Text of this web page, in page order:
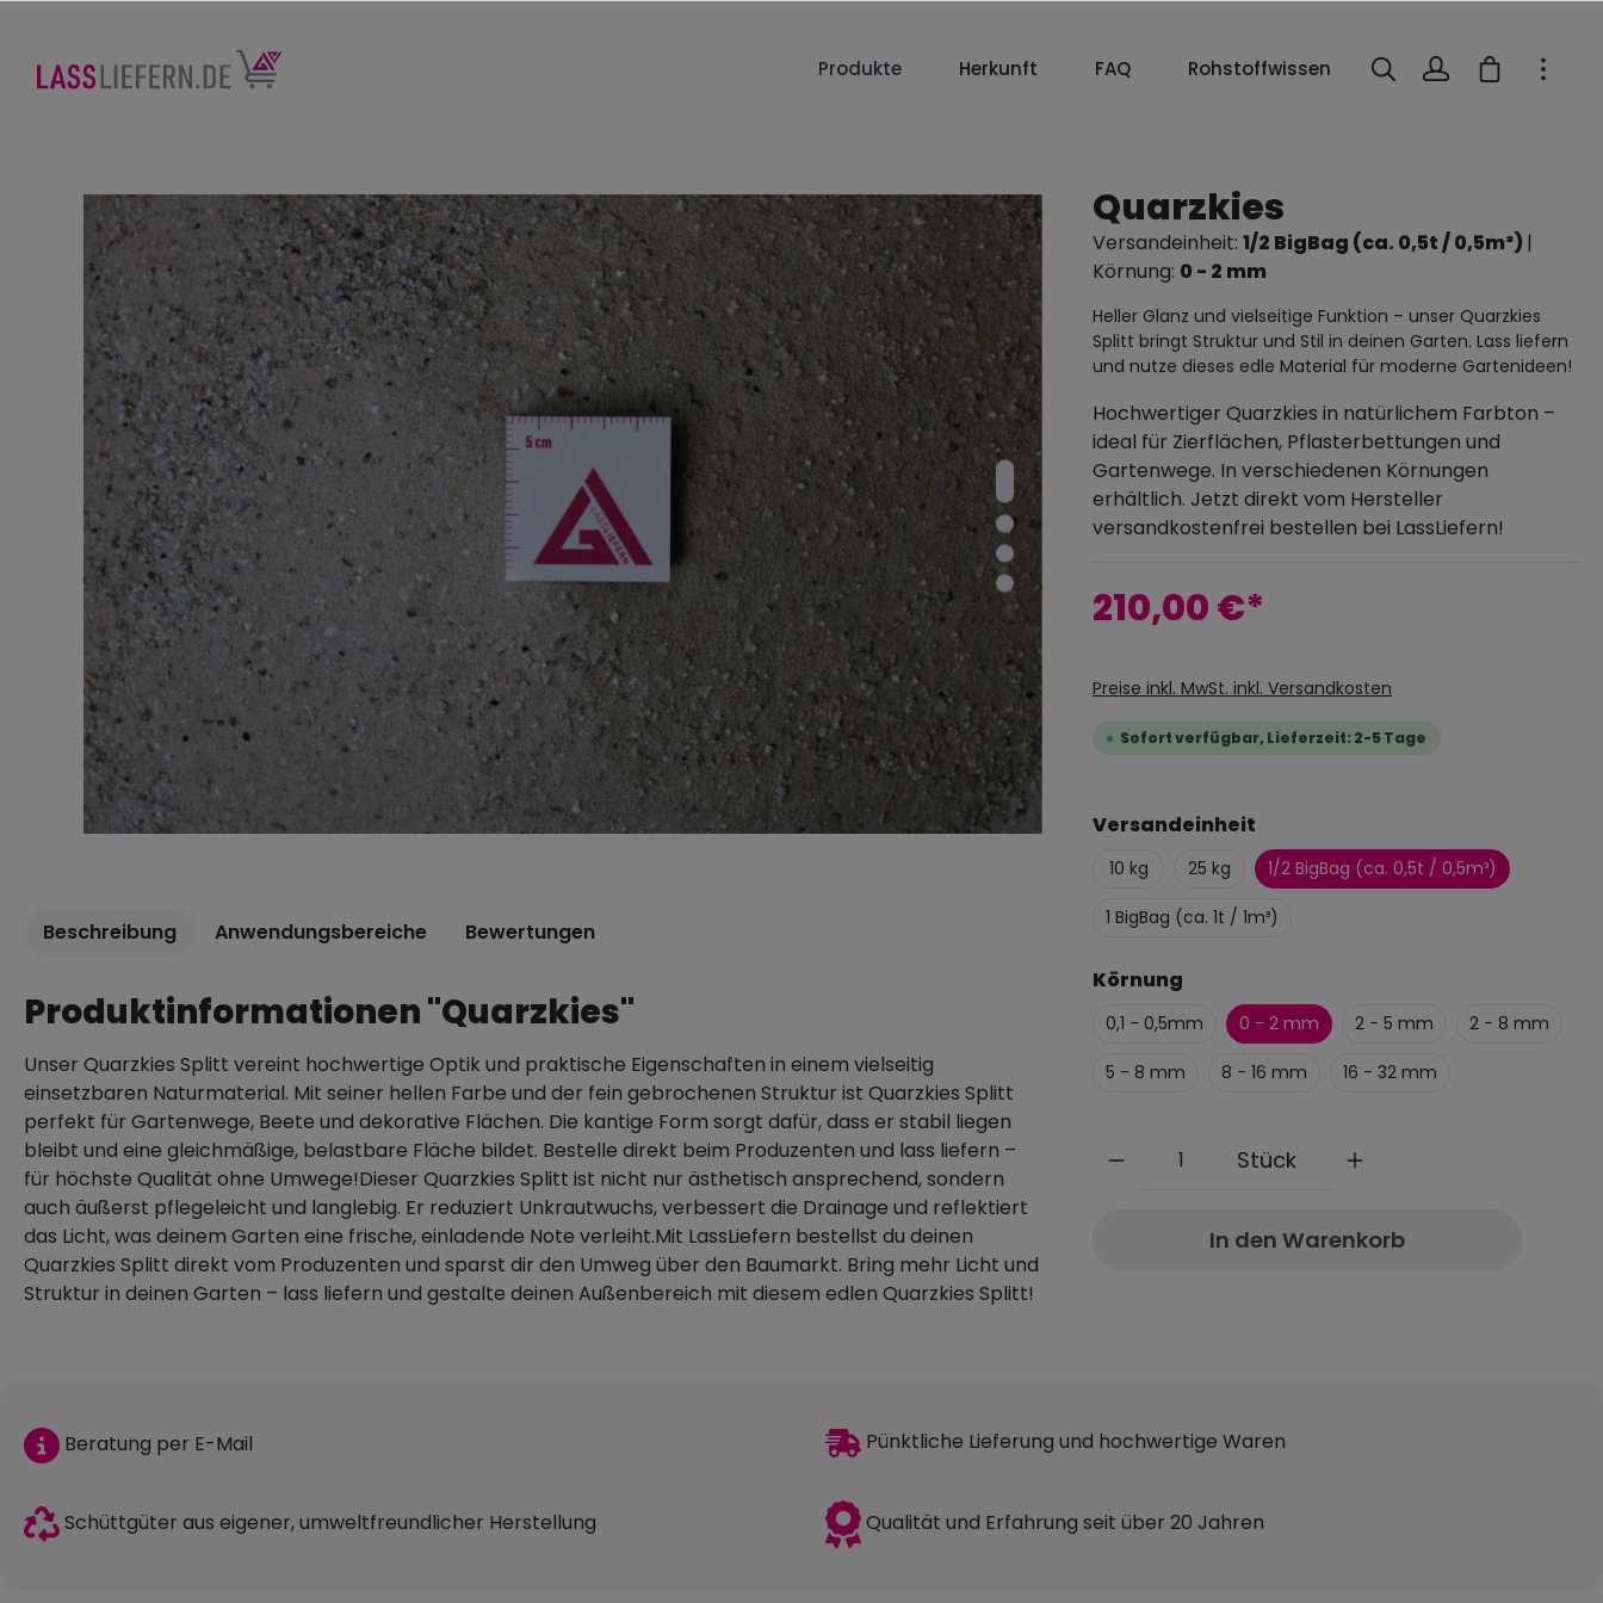
Produkte Herkunft FAQ Rohstoffwissen
Quarzkies
Versandeinheit: 1/2 BigBag (ca. 0,5t / 0,5m³) |
Körnung: 0 - 2 mm
Heller Glanz und vielseitige Funktion – unser Quarzkies
Splitt bringt Struktur und Stil in deinen Garten. Lass liefern
und nutze dieses edle Material für moderne Gartenideen!
Hochwertiger Quarzkies in natürlichem Farbton –
ideal für Zierflächen, Pflasterbettungen und
Gartenwege. In verschiedenen Körnungen
erhältlich. Jetzt direkt vom Hersteller
versandkostenfrei bestellen bei LassLiefern!
210,00 €*
Preise inkl. MwSt. inkl. Versandkosten
Sofort verfügbar, Lieferzeit: 2-5 Tage
Versandeinheit
10 kg 25 kg 1/2 BigBag (ca. 0,5t / 0,5m³)
1 BigBag (ca. 1t / 1m³)
Körnung
0,1 - 0,5mm 0 - 2 mm 2 - 5 mm 2 - 8 mm
5 - 8 mm 8 - 16 mm 16 - 32 mm
Stück
In den Warenkorb
Beschreibung Anwendungsbereiche Bewertungen
Produktinformationen "Quarzkies"
Unser Quarzkies Splitt vereint hochwertige Optik und praktische Eigenschaften in einem vielseitig
einsetzbaren Naturmaterial. Mit seiner hellen Farbe und der fein gebrochenen Struktur ist Quarzkies Splitt
perfekt für Gartenwege, Beete und dekorative Flächen. Die kantige Form sorgt dafür, dass er stabil liegen
bleibt und eine gleichmäßige, belastbare Fläche bildet. Bestelle direkt beim Produzenten und lass liefern –
für höchste Qualität ohne Umwege!Dieser Quarzkies Splitt ist nicht nur ästhetisch ansprechend, sondern
auch äußerst pflegeleicht und langlebig. Er reduziert Unkrautwuchs, verbessert die Drainage und reflektiert
das Licht, was deinem Garten eine frische, einladende Note verleiht.Mit LassLiefern bestellst du deinen
Quarzkies Splitt direkt vom Produzenten und sparst dir den Umweg über den Baumarkt. Bring mehr Licht und
Struktur in deinen Garten – lass liefern und gestalte deinen Außenbereich mit diesem edlen Quarzkies Splitt!
Beratung per E-Mail
Schüttgüter aus eigener, umweltfreundlicher Herstellung
Pünktliche Lieferung und hochwertige Waren
Qualität und Erfahrung seit über 20 Jahren